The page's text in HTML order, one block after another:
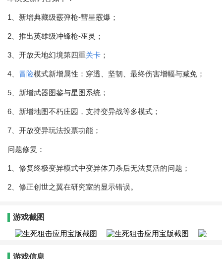
1、新增典藏级霰弹枪-彗星霰爆；
2、推出英雄级冲锋枪-巫灵；
3、开放天地幻境第四重关卡 ；
4、 冒险模式新增属性：穿透、坚韧、最终伤害增幅与减免；
5、新增武器图鉴与星图系统；
6、新增地图不朽庄园，支持变异战等多模式；
7、开放变异玩法投票功能；
问题修复：
1、修复终极变异模式中变异体刀杀后无法复活的问题；
2、修正创世之翼在研究室的显示错误。
游戏截图
游戏信息